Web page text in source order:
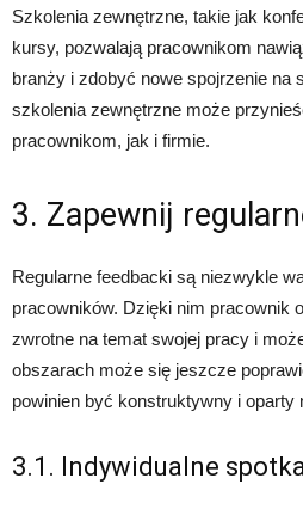
Szkolenia zewnętrzne, takie jak
kursy, pozwalają pracownikom
branży i zdobyć nowe spojrzenie na
szkolenia zewnętrzne może
pracownikom, jak i firmie.
3. Zapewnij
Regularne feedbacki są niezwykle
pracowników. Dzięki nim pracownik
zwrotne na temat swojej pracy i
obszarach może się jeszcze
powinien być konstruktywny i oparty
3.1. Indywidualne